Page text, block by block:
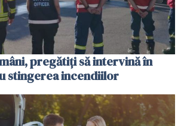
pregătiţi să intervină în
stingerea incendiilor